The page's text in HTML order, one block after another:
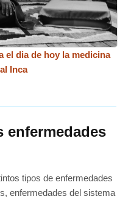
el dia de hoy la medicina
Inca
enfermedades
tipos de enfermedades
enfermedades del sistema